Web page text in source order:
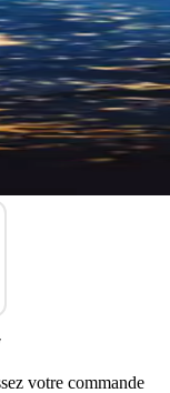
votre commande